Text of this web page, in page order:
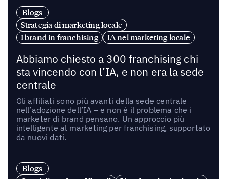
Blogs
Strategia di marketing locale
I brand in franchising
IA nel marketing locale
Abbiamo chiesto a 300 franchising chi
sta vincendo con l’IA, e non era la sede
centrale
Gli affiliati sono più avanti della sede centrale
nell’adozione dell’IA – e non è il problema che i
marketer di brand pensano. Un approccio più
intelligente al marketing per franchising, supportato
da nuovi dati.
Blogs